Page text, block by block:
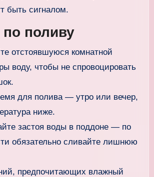
быть сигналом.
поливу
отстоявшуюся комнатной
воду, чтобы не спровоцировать
для полива — утро или вечер,
ниже.
застоя воды в поддоне — по
обязательно сливайте лишнюю
предпочитающих влажный